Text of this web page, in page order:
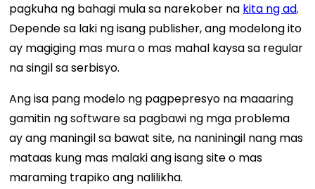
pagkuha ng bahagi mula sa narekober na kita ng ad.
Depende sa laki ng isang publisher, ang modelong ito
ay magiging mas mura o mas mahal kaysa sa regular
na singil sa serbisyo.
Ang isa pang modelo ng pagpepresyo na maaaring
gamitin ng software sa pagbawi ng mga problema
ay ang maningil sa bawat site, na naniningil nang mas
mataas kung mas malaki ang isang site o mas
maraming trapiko ang nalilikha.